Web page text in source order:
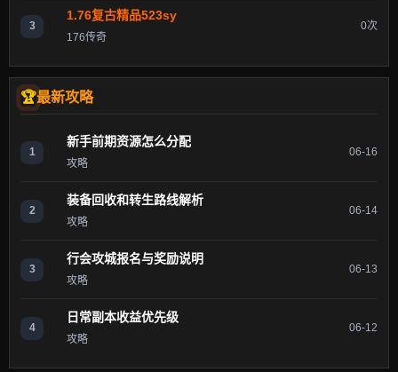
3
1.76复古精品523sy
176传奇
0次
最新攻略
1
新手前期资源怎么分配
攻略
06-16
2
装备回收和转生路线解析
攻略
06-14
3
行会攻城报名与奖励说明
攻略
06-13
4
日常副本收益优先级
攻略
06-12